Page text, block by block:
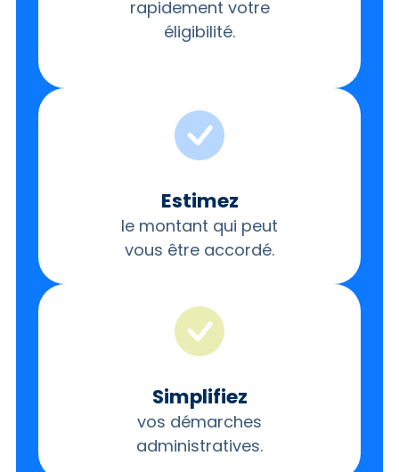
rapidement votre
éligibilité.
Estimez
le montant qui peut
vous être accordé.
Simplifiez
vos démarches
administratives.